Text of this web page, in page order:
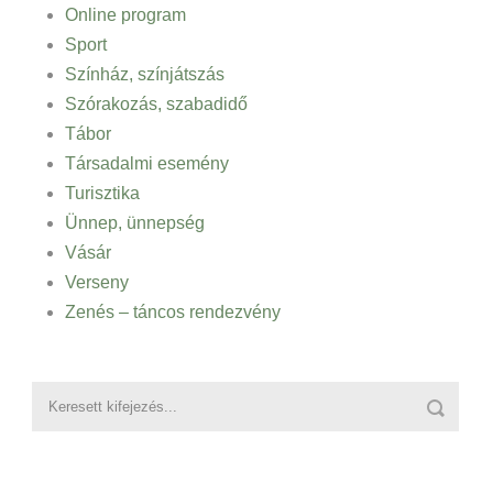
Online program
Sport
Színház, színjátszás
Szórakozás, szabadidő
Tábor
Társadalmi esemény
Turisztika
Ünnep, ünnepség
Vásár
Verseny
Zenés – táncos rendezvény